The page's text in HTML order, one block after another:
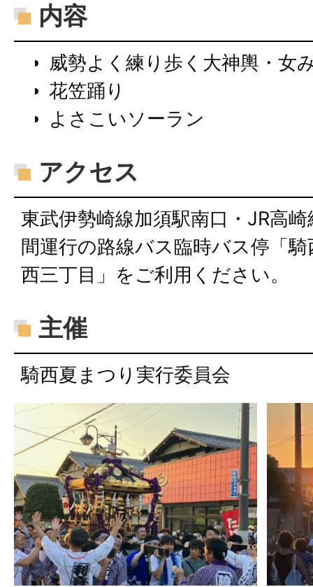
内容
威勢よく練り歩く大神輿・女
花笠踊り
よさこいソーラン
アクセス
東武伊勢崎線加須駅南口・JR高
間運行の路線バス臨時バス停「
西三丁目」をご利用ください。
主催
騎西夏まつり実行委員会